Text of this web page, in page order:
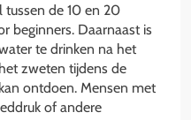
tussen de 10 en 20
beginners. Daarnaast is
te drinken na het
zweten tijdens de
ontdoen. Mensen met
of andere